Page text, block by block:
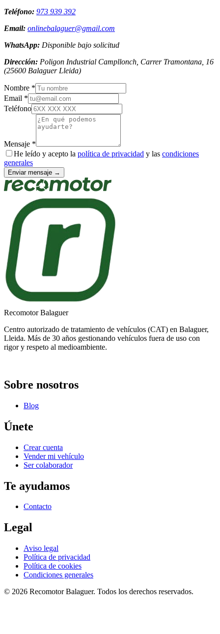
Teléfono: 973 939 392
Email: onlinebalaguer@gmail.com
WhatsApp: Disponible bajo solicitud
Dirección: Poligon Industrial Campllonch, Carrer Tramontana, 16
(25600 Balaguer Lleida)
Nombre *
Email *
Teléfono
Mensaje *
He leído y acepto la política de privacidad y las condiciones
generales
Enviar mensaje →
Recomotor Balaguer
Centro autorizado de tratamiento de vehículos (CAT) en Balaguer,
Lleida. Más de 30 años gestionando vehículos fuera de uso con
rigor y respeto al medioambiente.
Sobre nosotros
Blog
Únete
Crear cuenta
Vender mi vehículo
Ser colaborador
Te ayudamos
Contacto
Legal
Aviso legal
Política de privacidad
Política de cookies
Condiciones generales
© 2026 RecomotorBalaguer. Todos los derechos reservados.